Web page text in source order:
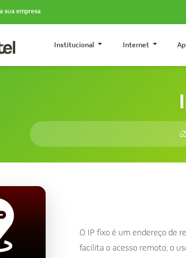
sua empresa
Institucional Internet
O IP fixo é um endereço de
facilita o acesso remoto, o